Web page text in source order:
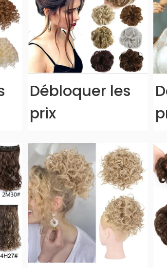
Débloquer les
prix